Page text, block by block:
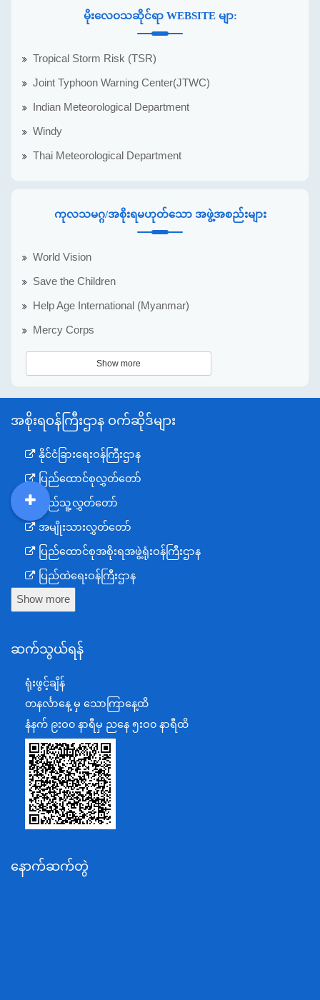
မိုးလေဝသဆိုင်ရာ WEBSITE မျာ:
Tropical Storm Risk (TSR)
Joint Typhoon Warning Center(JTWC)
Indian Meteorological Department
Windy
Thai Meteorological Department
ကုလသမဂ္ဂ/အစိုးရမဟုတ်သော အဖွဲ့အစည်းများ
World Vision
Save the Children
Help Age International (Myanmar)
Mercy Corps
Show more
အစိုးရဝန်ကြီးဌာန ဝက်ဆိုဒ်များ
နိုင်ငံခြားရေးဝန်ကြီးဌာန
ပြည်ထောင်စုလွှတ်တော်
ပြည်သူ့လွှတ်တော်
အမျိုးသားလွှတ်တော်
ပြည်ထောင်စုအစိုးရအဖွဲ့ရုံးဝန်ကြီးဌာန
ပြည်ထဲရေးဝန်ကြီးဌာန
ကာကွယ်ရေးဝန်ကြီးဌာန
စီမံကိန်း၊ဘဏ္ဍာရေးနှင့်စက်မှုဝန်ကြီးဌာန
အပြည်ပြည်ဆိုင်ရာပူးပေါင်းဆောင်ရွက်ရေးဝန်ကြီးဌာန
ပြန်ကြားရေးဝန်ကြီးဌာန
သာသနာရေးနှင့် ယဉ်ကျေးမှုဝန်ကြီးဌာန
စိုက်ပျိုးရေး၊မွေးမြူရေးနှင့်ဆည်မြောင်းဝန်ကြီးဌာန
ပို့ဆောင်ရေးနှင့်ဆက်သွယ်ရေးဝန်ကြီးဌာန
သယံဇာတနှင့်ပတ်ဝန်းကျင်ထိန်းသိမ်းရေးဝန်ကြီးဌာန
အလုပ်သမား၊လူဝင်မှုကြီးကြပ်ရေးနှင့်ပြည်သူ့အင်အား
Show more
ဆက်သွယ်ရန်
ရုံးဖွင့်ချိန်
တနင်္လာနေ့ မှ သောကြာနေ့ထိ
နံနက် ၉းဝ၀ နာရီမှ ညနေ ၅းဝ၀ နာရီထိ
နောက်ဆက်တွဲ
DDM